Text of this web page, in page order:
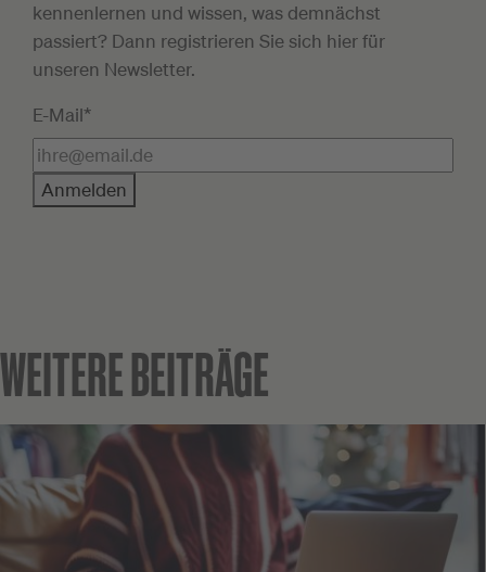
kennenlernen und wissen, was demnächst
passiert? Dann registrieren Sie sich hier für
unseren Newsletter.
E-Mail*
Anmelden
WEITERE BEITRÄGE